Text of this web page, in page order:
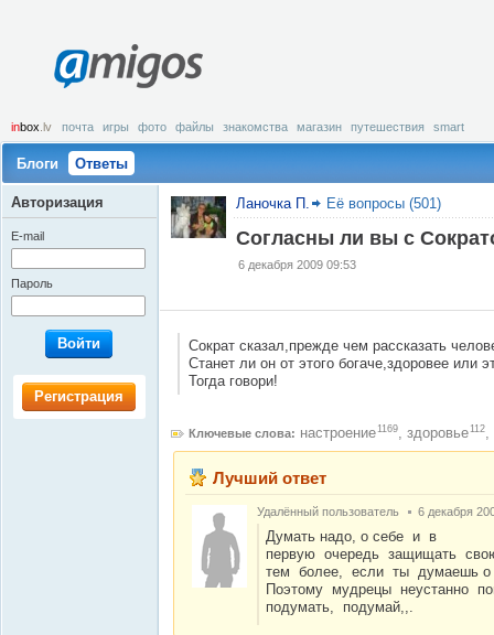
amigos
inbox .lv почта игры фото файлы знакомства магазин путешествия smart
Блоги Ответы
Ланочка П. Её вопросы (501)
Согласны ли вы с
6 декабря 2009 09:53
Сократ сказал,прежде чем рассказать
Станет ли он от этого богаче,здоровее или
Тогда говори!
Ключевые слова: настроение1169, здоровье112,
Лучший ответ
Удалённый пользователь 6 декабря
Думать надо, о себе и в
первую очередь защищать
тем более, если ты думаешь о
Поэтому мудрецы неустанно
подумать, подумай,,.
Авторизация
E-mail
Пароль
Войти
Регистрация